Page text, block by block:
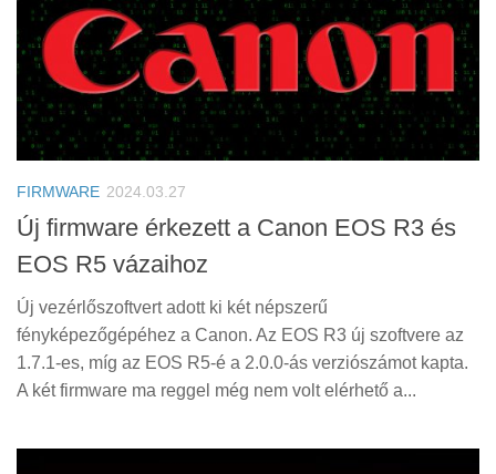
Szoftver
Firmware
Tudástár
Tanácsok
Helyszíni Riport
E-BB
FIRMWARE 2024.03.27
Új firmware érkezett a Canon EOS R3 és
EOS R5 vázaihoz
Új vezérlőszoftvert adott ki két népszerű
fényképezőgépéhez a Canon. Az EOS R3 új szoftvere az
1.7.1-es, míg az EOS R5-é a 2.0.0-ás verziószámot kapta.
A két firmware ma reggel még nem volt elérhető a...